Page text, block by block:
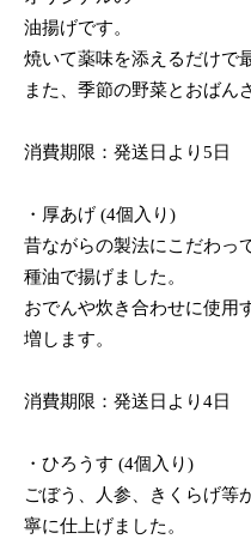
油揚げです。
焼いて薬味を添えるだけで
また、季節の野菜とおばん
消費期限：発送日より5日
・厚あげ (4個入り)
昔ながらの製法にこだわっ
種油で揚げました。
おでんや炊き合わせに使用
増します。
消費期限：発送日より4日
・ひろうす (4個入り)
ごぼう、人参、きくらげ等
寧に仕上げました。